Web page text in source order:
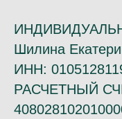
Шилина
ИНН:
РАСЧЕТНЫЙ